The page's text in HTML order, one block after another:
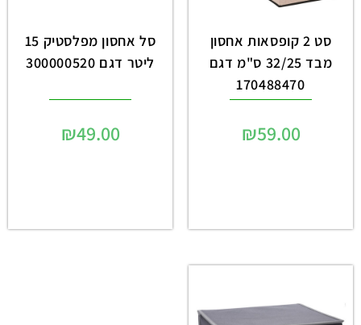
סט 2 קופסאות אחסון
מבד 32/25 ס"מ דגם
170488470
₪59.00
סל אחסון מפלסטיק 15
ליטר דגם 300000520
₪49.00